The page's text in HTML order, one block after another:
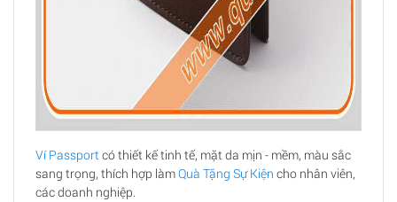
Ví Passportcó thiết kế tinh tế, mặt da mịn - mềm, màu sắc
sang trọng, thích hợp làmQuà Tặng Sự Kiện cho nhân viên,
các doanh nghiệp.